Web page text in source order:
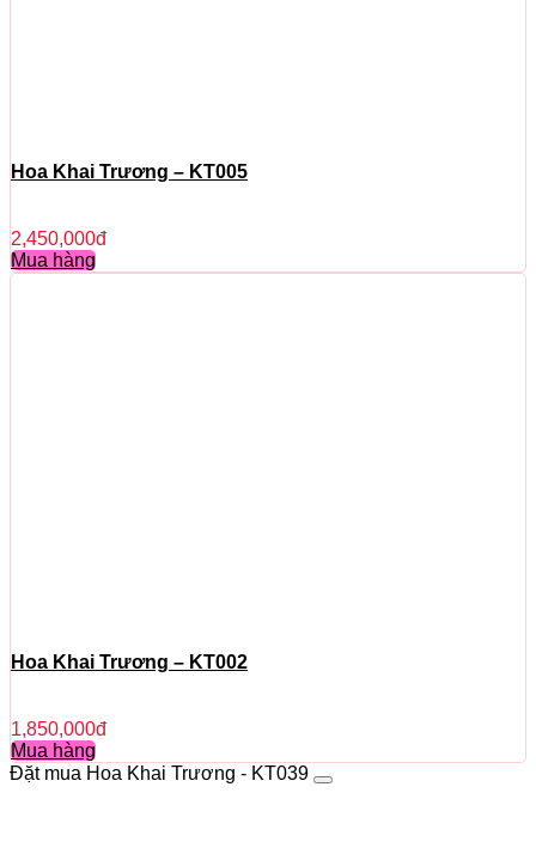
Hoa Khai Trương – KT005
2,450,000đ
Mua hàng
Hoa Khai Trương – KT002
1,850,000đ
Mua hàng
Đặt mua Hoa Khai Trương - KT039